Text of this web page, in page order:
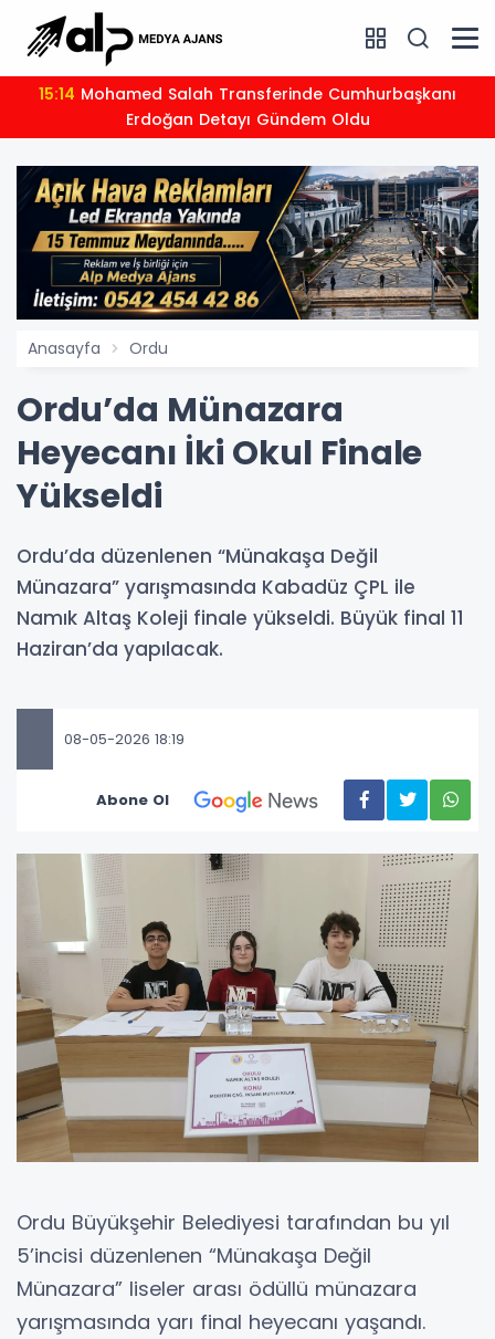
15:14
Erdoğan Detayı Gündem Oldu
Anasayfa Ordu
Ordu’da Münazara
Heyecanı İki Okul Finale
Yükseldi
Ordu’da düzenlenen “Münakaşa Değil
Münazara” yarışmasında Kabadüz ÇPL ile
Namık Altaş Koleji finale yükseldi. Büyük final 11
Haziran’da yapılacak.
08-05-2026 18:19
Abone Ol
Ordu Büyükşehir Belediyesi tarafından bu yıl
5’incisi düzenlenen “Münakaşa Değil
Münazara” liseler arası ödüllü münazara
yarışmasında yarı final heyecanı yaşandı.